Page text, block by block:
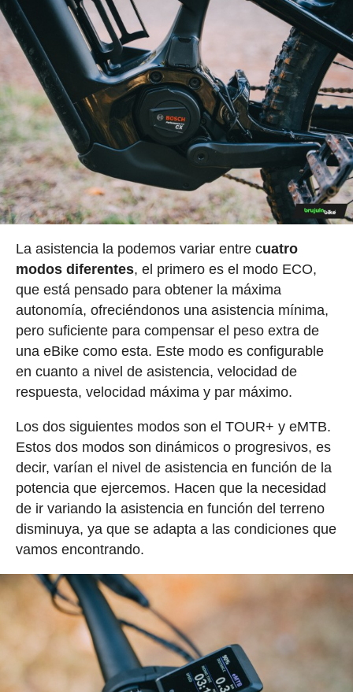
La asistencia la podemos variar entre cuatro
modos diferentes, el primero es el modo ECO,
que está pensado para obtener la máxima
autonomía, ofreciéndonos una asistencia mínima,
pero suficiente para compensar el peso extra de
una eBike como esta. Este modo es configurable
en cuanto a nivel de asistencia, velocidad de
respuesta, velocidad máxima y par máximo.
Los dos siguientes modos son el TOUR+ y eMTB.
Estos dos modos son dinámicos o progresivos, es
decir, varían el nivel de asistencia en función de la
potencia que ejercemos. Hacen que la necesidad
de ir variando la asistencia en función del terreno
disminuya, ya que se adapta a las condiciones que
vamos encontrando.